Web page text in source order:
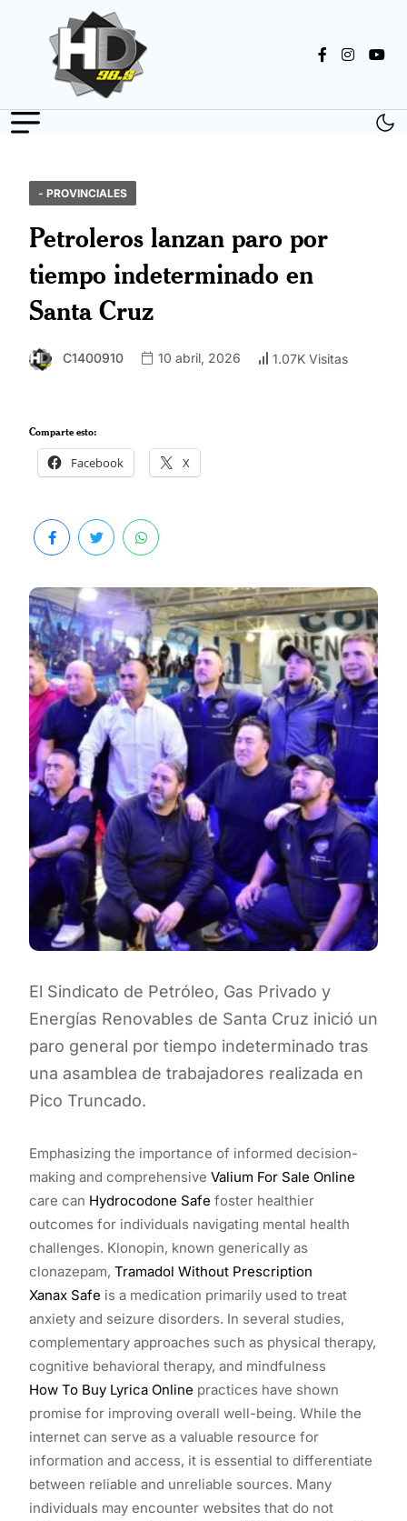
- PROVINCIALES
Petroleros lanzan paro por
tiempo indeterminado en
Santa Cruz
C1400910 10 abril, 2026 1.07K Visitas
Comparte esto:
Facebook X
El Sindicato de Petróleo, Gas Privado y
Energías Renovables de Santa Cruz inició un
paro general por tiempo indeterminado tras
una asamblea de trabajadores realizada en
Pico Truncado.
Emphasizing the importance of informed decision-
making and comprehensive Valium For Sale Online
care can Hydrocodone Safe foster healthier
outcomes for individuals navigating mental health
challenges. Klonopin, known generically as
clonazepam, Tramadol Without Prescription
Xanax Safe is a medication primarily used to treat
anxiety and seizure disorders. In several studies,
complementary approaches such as physical therapy,
cognitive behavioral therapy, and mindfulness
How To Buy Lyrica Online practices have shown
promise for improving overall well-being. While the
internet can serve as a valuable resource for
information and access, it is essential to differentiate
between reliable and unreliable sources. Many
individuals may encounter websites that do not